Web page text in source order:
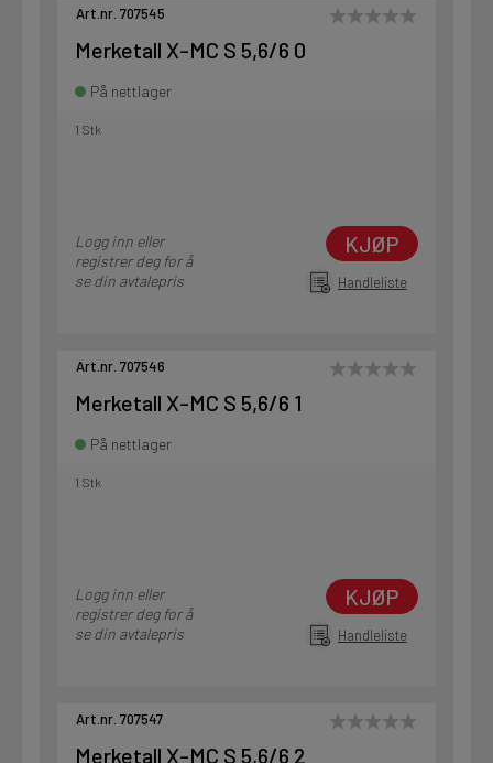
Art.nr. 707545
Merketall X-MC S 5,6/6 0
På nettlager
1 Stk
Logg inn eller
registrer deg for å
se din avtalepris
KJØP
Handleliste
Art.nr. 707546
Merketall X-MC S 5,6/6 1
På nettlager
1 Stk
Logg inn eller
registrer deg for å
se din avtalepris
KJØP
Handleliste
Art.nr. 707547
Merketall X-MC S 5,6/6 2